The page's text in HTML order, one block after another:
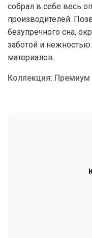
собрал в себе весь
производителей.
безупречного сна,
заботой и
материалов.
Коллекция: Премиум